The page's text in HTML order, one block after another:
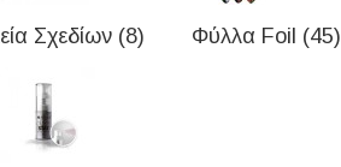
Σχεδίων (8) Φύλλα Foil (45)